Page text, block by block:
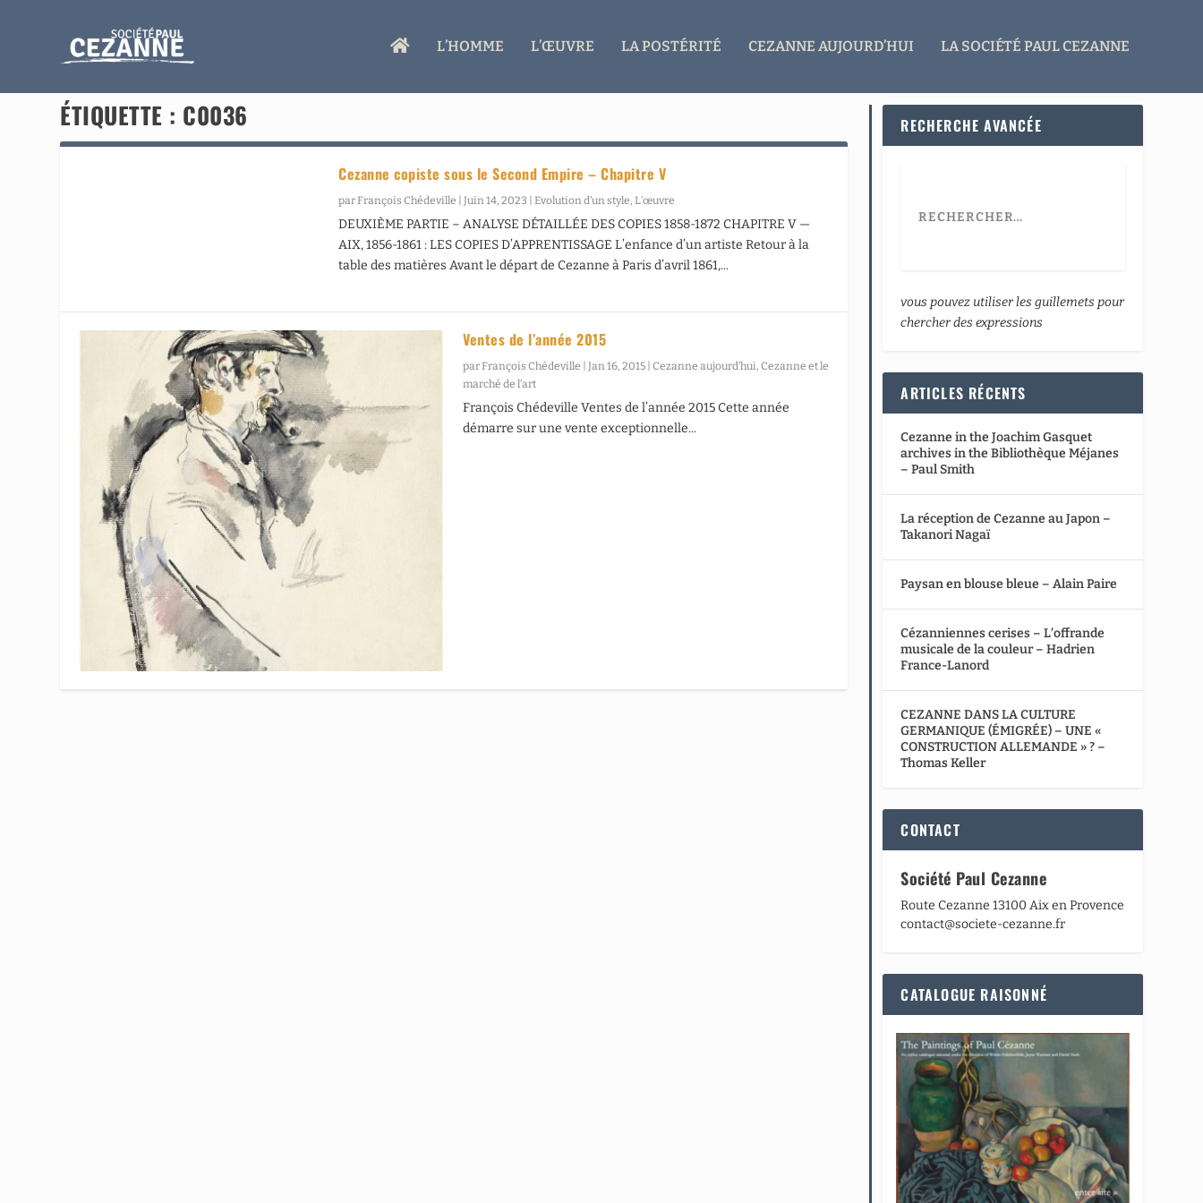
A
L’HOMME L’ŒUVRE LA POSTÉRITÉ CEZANNE AUJOURD’HUI LA SOCIÉTÉ PAUL CEZANNE
ÉTIQUETTE : C0036
Cezanne copiste sous le Second Empire – Chapitre V
par François Chédeville |Juin 14, 2023 Evolution d’un style L’œuvre
DEUXIÈME PARTIE – ANALYSE DÉTAILLÉE DES COPIES 1858-1872 CHAPITRE V —
AIX, 1856-1861 : LES COPIES D’APPRENTISSAGE L’enfance d’un artiste Retour à la
table des matières Avant le départ de Cezanne à Paris d’avril 1861,...
Ventes de l’année 2015
par François Chédeville |Jan 16, 2015 |Cezanne aujourd’hui ,Cezanne et le
marché de l’art
François Chédeville Ventes de l’année 2015 Cette année
démarre sur une vente exceptionnelle...
RECHERCHE AVANCÉE
vous pouvez utiliser les guillemets pour
chercher des expressions
ARTICLES RÉCENTS
Cezanne in the Joachim Gasquet
archives in the Bibliothèque Méjanes
– Paul Smith
La réception de Cezanne au Japon –
Takanori Nagaï
Paysan en blouse bleue – Alain Paire
Cézanniennes cerises – L’offrande
musicale de la couleur – Hadrien
France-Lanord
CEZANNE DANS LA CULTURE
GERMANIQUE (ÉMIGRÉE) – UNE «
CONSTRUCTION ALLEMANDE » ? –
Thomas Keller
CONTACT
Société Paul Cezanne
Route Cezanne 13100 Aix en Provence
contact@societe-cezanne.fr
CATALOGUE RAISONNÉ